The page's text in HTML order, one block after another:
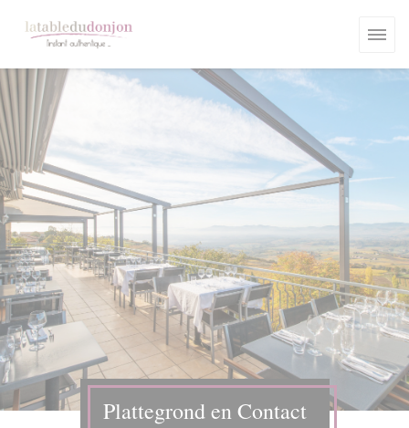
Plattegrond en Contact